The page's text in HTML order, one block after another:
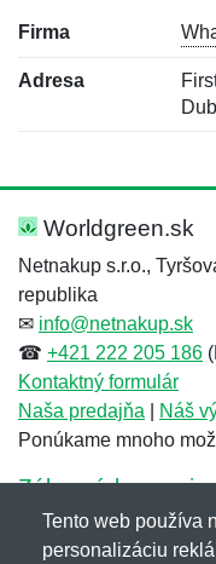
Firma
Adresa
Hodnotenie:
Meno:*
E-mail:
Správa*
Meno:
E-mail:*
Správa*
Worldgreen.sk
Netnakup s.r.o.,
republika
✉ info@netnakup.sk
☎ +421 222 205 186
Kontaktný formulár
Naša predajňa
Náš
Ponúkame mnoho
Zákaznícky servis
Novinky emailom
Tento web používa
personalizáciu